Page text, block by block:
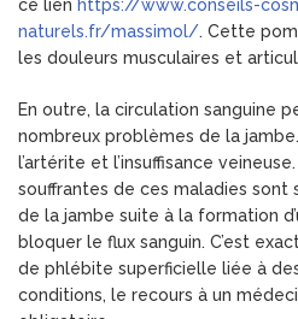
ce lien https://www.conseils-
naturels.fr/massimol/. Cette
les douleurs musculaires et
En outre, la circulation sanguine
nombreux problèmes de la
l’artérite et l’insuffisance
souffrantes de ces maladies
de la jambe suite à la formation
bloquer le flux sanguin. C’est
de phlébite superficielle liée à
conditions, le recours à un